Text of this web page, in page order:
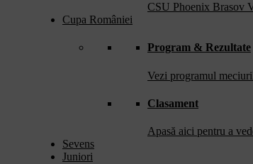
CSU Phoenix Brasov
Cupa României
Program & Rezultate
Vezi programul
Clasament
Apasă aici pentru a
Sevens
Juniori